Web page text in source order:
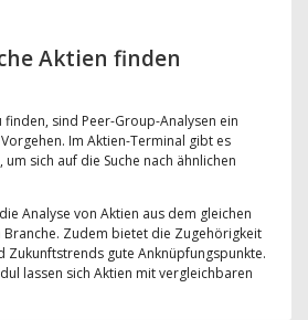
Aktien finden
sind Peer-Group-Analysen ein
Im Aktien-Terminal gibt es
sich auf die Suche nach ähnlichen
Analyse von Aktien aus dem gleichen
Zudem bietet die Zugehörigkeit
Zukunftstrends gute Anknüpfungspunkte.
lassen sich Aktien mit vergleichbaren